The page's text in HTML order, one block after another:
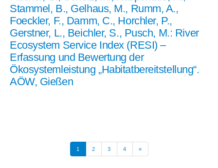
Stammel, B., Gelhaus, M., Rumm, A.,
Foeckler, F., Damm, C., Horchler, P.,
Gerstner, L., Beichler, S., Pusch, M.: River
Ecosystem Service Index (RESI) –
Erfassung und Bewertung der
Ökosystemleistung „Habitatbereitstellung“.
AÖW, Gießen
1 2 3 4 »